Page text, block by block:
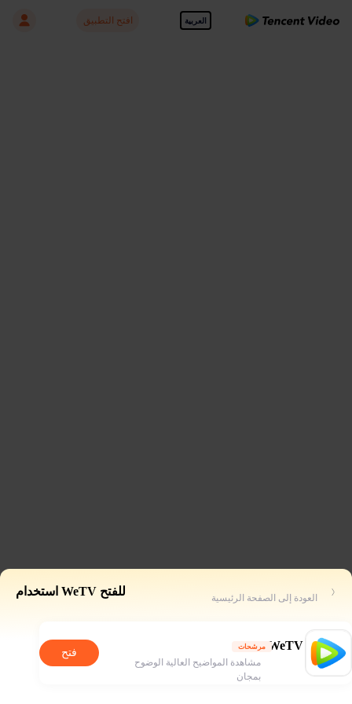
العربية افتح التطبيق
للفتح WeTV استخدام العودة إلى الصفحة الرئيسية
WeTV مرشحات
مشاهدة المواضيح العالية الوضوح
بمجان
فتح